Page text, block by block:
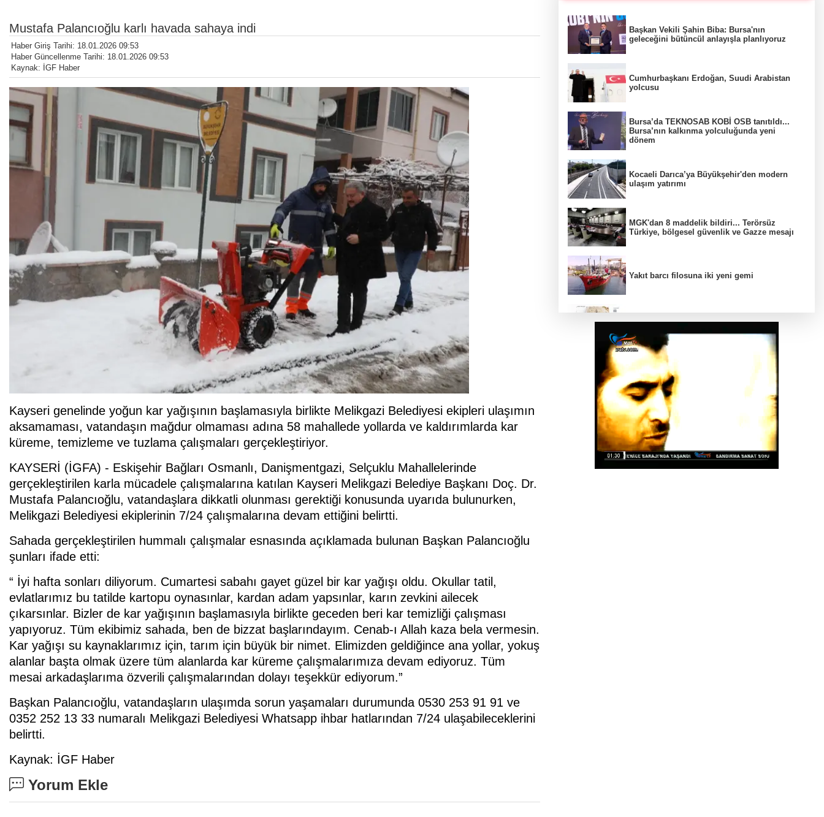
Mustafa Palancıoğlu karlı havada sahaya indi
Haber Giriş Tarihi: 18.01.2026 09:53
Haber Güncellenme Tarihi: 18.01.2026 09:53
Kaynak: İGF Haber
Kayseri genelinde yoğun kar yağışının başlamasıyla birlikte Melikgazi Belediyesi ekipleri ulaşımın
aksamaması, vatandaşın mağdur olmaması adına 58 mahallede yollarda ve kaldırımlarda kar
küreme, temizleme ve tuzlama çalışmaları gerçekleştiriyor.
KAYSERİ (İGFA) - Eskişehir Bağları Osmanlı, Danişmentgazi, Selçuklu Mahallelerinde
gerçekleştirilen karla mücadele çalışmalarına katılan Kayseri Melikgazi Belediye Başkanı Doç. Dr.
Mustafa Palancıoğlu, vatandaşlara dikkatli olunması gerektiği konusunda uyarıda bulunurken,
Melikgazi Belediyesi ekiplerinin 7/24 çalışmalarına devam ettiğini belirtti.
Sahada gerçekleştirilen hummalı çalışmalar esnasında açıklamada bulunan Başkan Palancıoğlu
şunları ifade etti:
“ İyi hafta sonları diliyorum. Cumartesi sabahı gayet güzel bir kar yağışı oldu. Okullar tatil,
evlatlarımız bu tatilde kartopu oynasınlar, kardan adam yapsınlar, karın zevkini ailecek
çıkarsınlar. Bizler de kar yağışının başlamasıyla birlikte geceden beri kar temizliği çalışması
yapıyoruz. Tüm ekibimiz sahada, ben de bizzat başlarındayım. Cenab-ı Allah kaza bela vermesin.
Kar yağışı su kaynaklarımız için, tarım için büyük bir nimet. Elimizden geldiğince ana yollar, yokuş
alanlar başta olmak üzere tüm alanlarda kar küreme çalışmalarımıza devam ediyoruz. Tüm
mesai arkadaşlarıma özverili çalışmalarından dolayı teşekkür ediyorum.”
Başkan Palancıoğlu, vatandaşların ulaşımda sorun yaşamaları durumunda 0530 253 91 91 ve
0352 252 13 33 numaralı Melikgazi Belediyesi Whatsapp ihbar hatlarından 7/24 ulaşabileceklerini
belirtti.
Kaynak: İGF Haber
Yorum Ekle
Başkan Vekili Şahin Biba: Bursa'nın
geleceğini bütüncül anlayışla planlıyoruz
Cumhurbaşkanı Erdoğan, Suudi Arabistan
yolcusu
Bursa’da TEKNOSAB KOBİ OSB tanıtıldı...
Bursa’nın kalkınma yolculuğunda yeni
dönem
Kocaeli Darıca’ya Büyükşehir'den modern
ulaşım yatırımı
MGK'dan 8 maddelik bildiri... Terörsüz
Türkiye, bölgesel güvenlik ve Gazze mesajı
Yakıt barcı filosuna iki yeni gemi
Türkiye ile Vietnam arasında 'hava'da yeni
dönem... Sefer kapasitesi artırıldı
Görevden uzaklaştırılan Utku Caner Çaykara
hakkında tahliye kararı
Fındık alım fiyatları açıklandı... Alımlar 24
Ağustos'ta başlıyor